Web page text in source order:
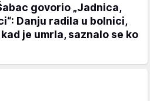
govorio „Jadnica,
Danju radila u bolnici,
je umrla, saznalo se ko